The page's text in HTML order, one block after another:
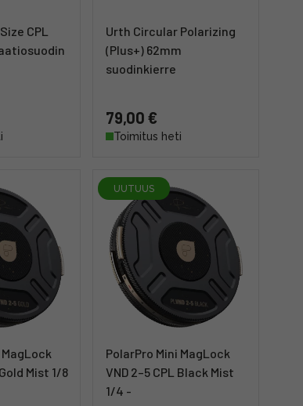
CPL
Urth Circular Polarizing
(Plus+) 62mm
suodinkierre
79,00 €
Toimitus heti
Mist 1/8
UUTUUS
PolarPro Mini MagLock
VND 2–5 CPL Black Mist
1/4 -